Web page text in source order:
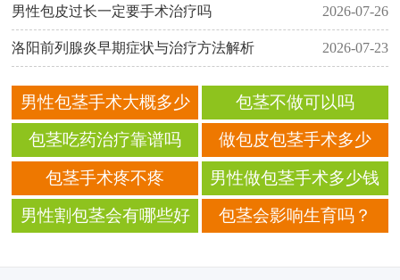
男性包皮过长一定要手术治疗吗 2026-07-26
洛阳前列腺炎早期症状与治疗方法解析 2026-07-23
男性包茎手术大概多少
钱
包茎不做可以吗
包茎吃药治疗靠谱吗
做包皮包茎手术多少
钱？
包茎手术疼不疼
男性做包茎手术多少钱
呢
男性割包茎会有哪些好
包茎会影响生育吗？